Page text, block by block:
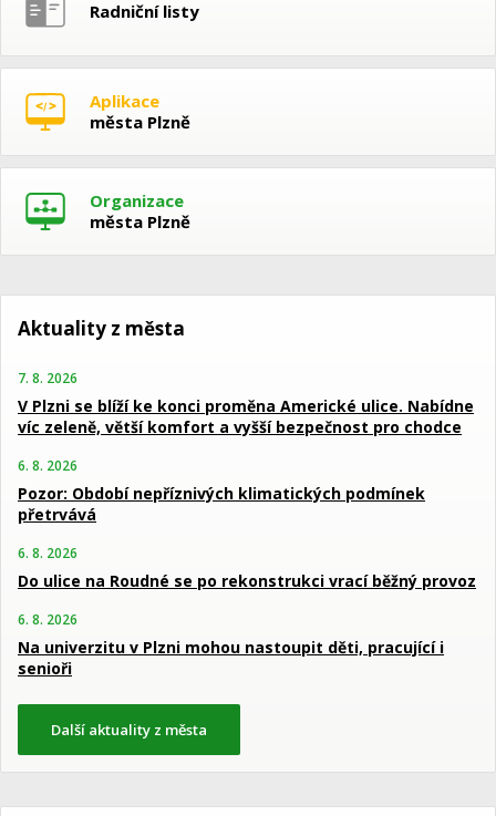
Radniční listy
Aplikace
města Plzně
Organizace
města Plzně
Aktuality z města
7. 8. 2026
V Plzni se blíží ke konci proměna Americké ulice. Nabídne
víc zeleně, větší komfort a vyšší bezpečnost pro chodce
6. 8. 2026
Pozor: Období nepříznivých klimatických podmínek
přetrvává
6. 8. 2026
Do ulice na Roudné se po rekonstrukci vrací běžný provoz
6. 8. 2026
Na univerzitu v Plzni mohou nastoupit děti, pracující i
senioři
Další aktuality z města